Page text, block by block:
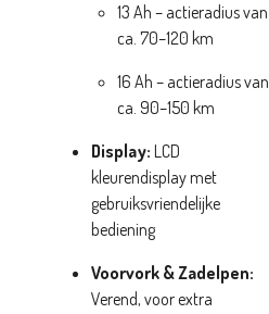
13 Ah – actieradius van
ca. 70–120 km
16 Ah – actieradius van
ca. 90–150 km
Display: LCD
kleurendisplay met
gebruiksvriendelijke
bediening
Voorvork & Zadelpen:
Verend, voor extra